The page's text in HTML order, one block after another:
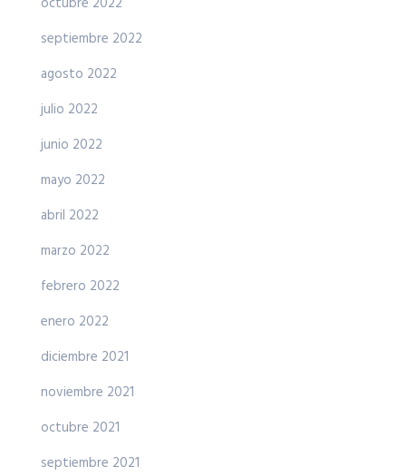
septiembre 2022
agosto 2022
julio 2022
junio 2022
mayo 2022
abril 2022
marzo 2022
febrero 2022
enero 2022
diciembre 2021
noviembre 2021
octubre 2021
septiembre 2021